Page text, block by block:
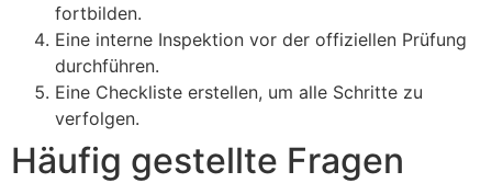
fortbilden.
Eine interne Inspektion vor der offiziellen Prüfung
durchführen.
Eine Checkliste erstellen, um alle Schritte zu
verfolgen.
Häufig gestellte Fragen